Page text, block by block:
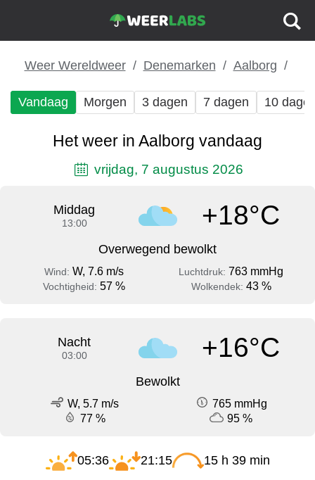
Weer Wereldweer Denemarken Aalborg
Vandaag Morgen 3 dagen 7 dagen 10
Het weer in Aalborg vandaag
vrijdag, 7 augustus 2026
Middag
13:00 +18°C
Overwegend bewolkt
Wind: W, 7.6 m/s Luchtdruk: 763 mmHg
Vochtigheid: 57 % Wolkendek: 43 %
Nacht
03:00 +16°C
Bewolkt
W, 5.7 m/s
765 mmHg
77 %
95 %
05:36 21:15 15 h 39 min